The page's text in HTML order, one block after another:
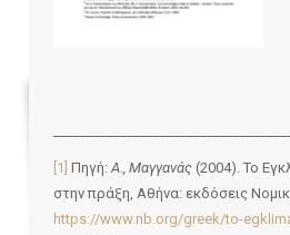
[1] Πηγή:Α., Μαγγανάς (2004). Το
στην πράξη, Αθήνα: εκδόσεις
https://www.nb.org/greek/to-